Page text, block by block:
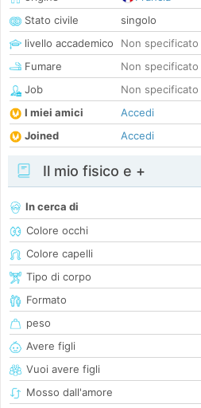
Stato civile
singolo
livello accademico
Non specificato
Fumare
Non specificato
Job
Non specificato
I miei amici
Accedi
Joined
Accedi
Il mio fisico e +
In cerca di
Colore occhi
Colore capelli
Tipo di corpo
Formato
peso
Avere figli
Vuoi avere figli
Mosso dall'amore